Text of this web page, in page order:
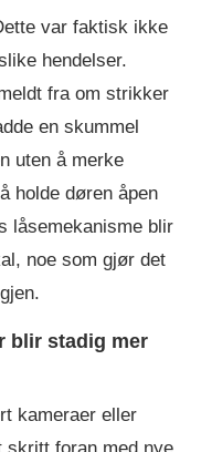
var faktisk ikke
hendelser.
fra om strikker
en skummel
uten å merke
holde døren åpen
låsemekanisme blir
noe som gjør det
blir stadig mer
kameraer eller